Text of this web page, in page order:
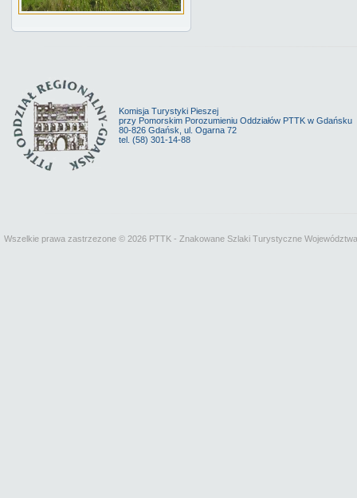
Komisja Turystyki Pieszej
przy Pomorskim Porozumieniu Oddziałów PTTK w Gdańsku
80-826 Gdańsk, ul. Ogarna 72
tel. (58) 301-14-88
Wszelkie prawa zastrzezone © 2026 PTTK - Znakowane Szlaki Turystyczne